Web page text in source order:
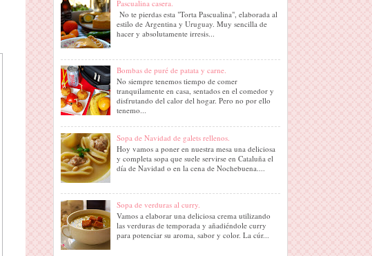
Pascualina casera.
No te pierdas esta "Torta Pascualina", elaborada al
estilo de Argentina y Uruguay. Muy sencilla de
hacer y absolutamente irresis...
Bombas de puré de patata y carne.
No siempre tenemos tiempo de comer
tranquilamente en casa, sentados en el comedor y
disfrutando del calor del hogar. Pero no por ello
tenemo...
Sopa de Navidad de galets rellenos.
Hoy vamos a poner en nuestra mesa una deliciosa
y completa sopa que suele servirse en Cataluña el
día de Navidad o en la cena de Nochebuena....
Sopa de verduras al curry.
Vamos a elaborar una deliciosa crema utilizando
las verduras de temporada y añadiéndole curry
para potenciar su aroma, sabor y color. La cúr...